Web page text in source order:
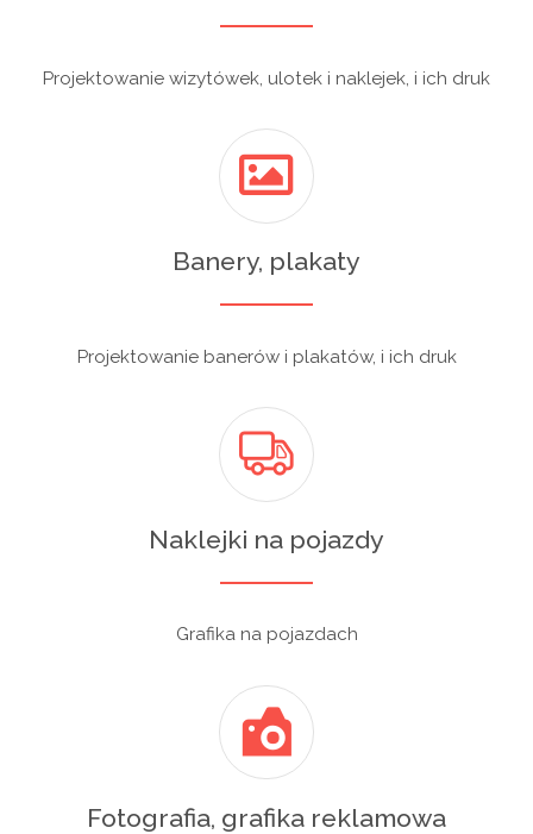
Projektowanie wizytówek, ulotek i naklejek, i ich druk
Banery, plakaty
Projektowanie banerów i plakatów, i ich druk
Naklejki na pojazdy
Grafika na pojazdach
Fotografia, grafika reklamowa